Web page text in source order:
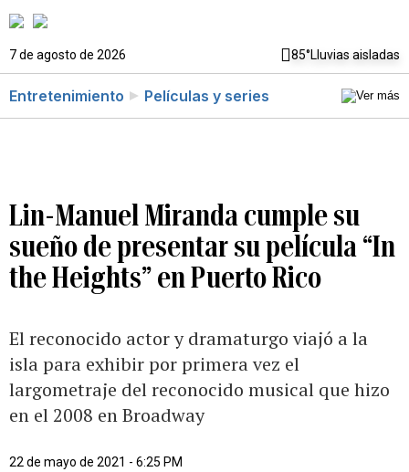
7 de agosto de 2026 85°Lluvias aisladas
Entretenimiento Películas y series
Lin-Manuel Miranda cumple su
sueño de presentar su película “In
the Heights” en Puerto Rico
El reconocido actor y dramaturgo viajó a la
isla para exhibir por primera vez el
largometraje del reconocido musical que hizo
en el 2008 en Broadway
22 de mayo de 2021 - 6:25 PM